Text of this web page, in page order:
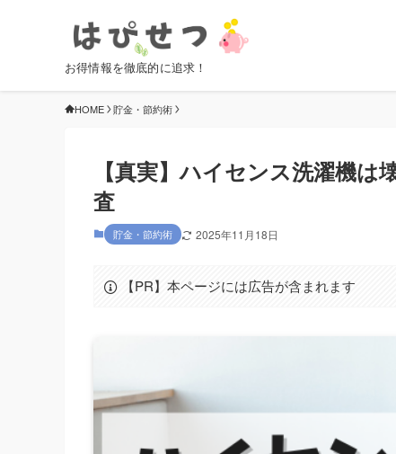
お得情報を徹底的に追求！
HOME 貯金・節約術
【真実】ハイセンス洗濯機
査
貯金・節約術 2025年11月18日
【PR】本ページには広告が含まれます